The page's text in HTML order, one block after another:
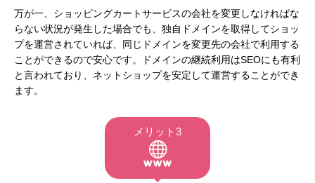
万が一、ショッピングカートサービスの会社を変更しなければな
らない状況が発生した場合でも、独自ドメインを取得してショッ
プを運営されていれば、同じドメインを変更先の会社で利用する
ことができるので安心です。ドメインの継続利用はSEOにも有利
と言われており、ネットショップを安定して運営することができ
ます。
メリット3